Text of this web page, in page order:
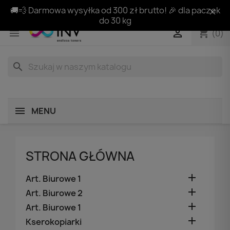
🚚💨 Darmowa wysyłka od 300 zł brutto! 🎉 dla paczek
do 30 kg
 shopping_cart(0)

search
MENU
STRONA GŁÓWNA
Art. Biurowe 1 
Art. Biurowe 2 
Art. Biurowe 1 
Kserokopiarki 